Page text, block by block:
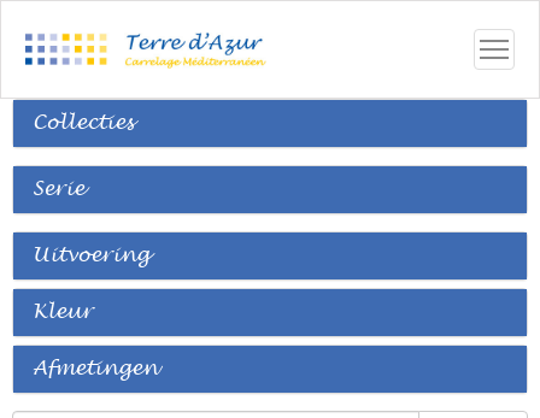
Collecties
Serie
Uitvoering
Kleur
Afmetingen